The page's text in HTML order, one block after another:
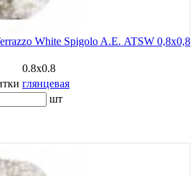
White Spigolo A.E. ATSW 0,8x0,8
0.8x0.8
глянцевая
шт